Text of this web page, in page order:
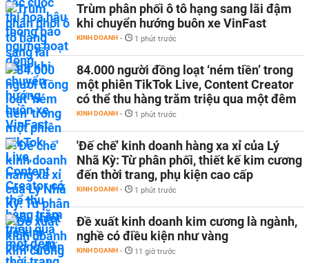
Trùm phân phối ô tô hạng sang lãi đậm
khi chuyển hướng buôn xe VinFast
KINH DOANH - 1 phút trước
84.000 người đồng loạt ‘ném tiền’ trong
một phiên TikTok Live, Content Creator
có thể thu hàng trăm triệu qua một đêm
KINH DOANH - 1 phút trước
'Đế chế’ kinh doanh hàng xa xỉ của Lý
Nhã Kỳ: Từ phân phối, thiết kế kim cương
đến thời trang, phụ kiện cao cấp
KINH DOANH - 1 phút trước
Đề xuất kinh doanh kim cương là ngành,
nghề có điều kiện như vàng
KINH DOANH - 11 giờ trước